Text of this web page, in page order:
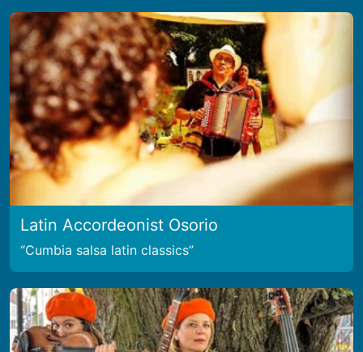
Latin Accordeonist Osorio
Cumbia salsa latin classics